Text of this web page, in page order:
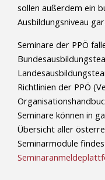
sollen außerdem ein
Ausbildungsniveau
Seminare der PPÖ
Richtlinien der PPÖ
Seminare können in
Übersicht aller
Seminarmodule